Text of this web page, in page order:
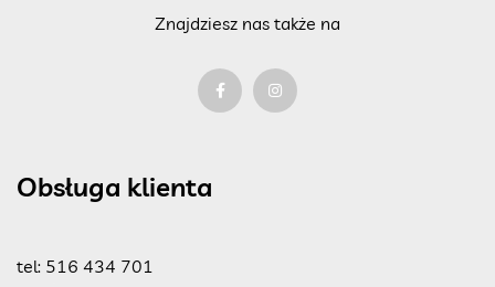
Znajdziesz nas także na
Obsługa klienta
tel: 516 434 701